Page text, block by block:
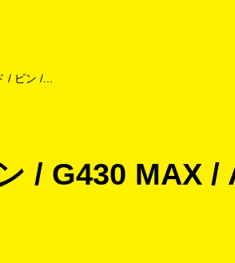
/ ピン /...
/ G430 MAX /